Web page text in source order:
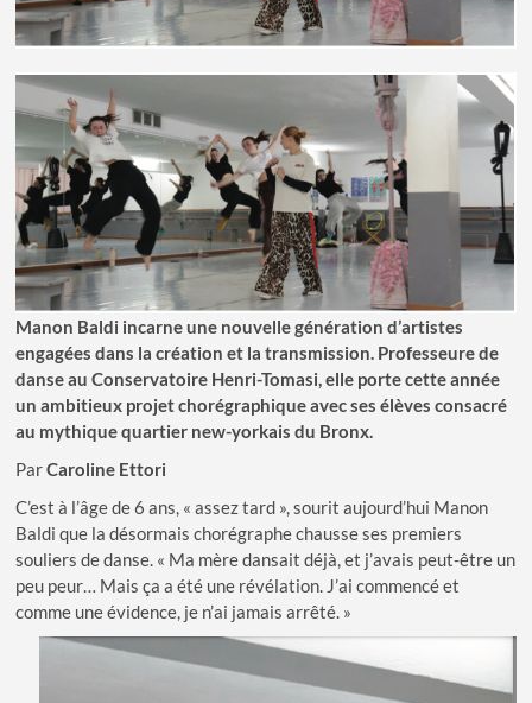
Manon Baldi incarne une nouvelle génération d’artistes
engagées dans la création et la transmission. Professeure de
danse au Conservatoire Henri-Tomasi, elle porte cette année
un ambitieux projet chorégraphique avec ses élèves consacré
au mythique quartier new-yorkais du Bronx.
ParCaroline Ettori
C’est à l’âge de 6 ans, « assez tard », sourit aujourd’hui Manon
Baldi que la désormais chorégraphe chausse ses premiers
souliers de danse. « Ma mère dansait déjà, et j’avais peut-être un
peu peur… Mais ça a été une révélation. J’ai commencé et
comme une évidence, je n’ai jamais arrêté. »